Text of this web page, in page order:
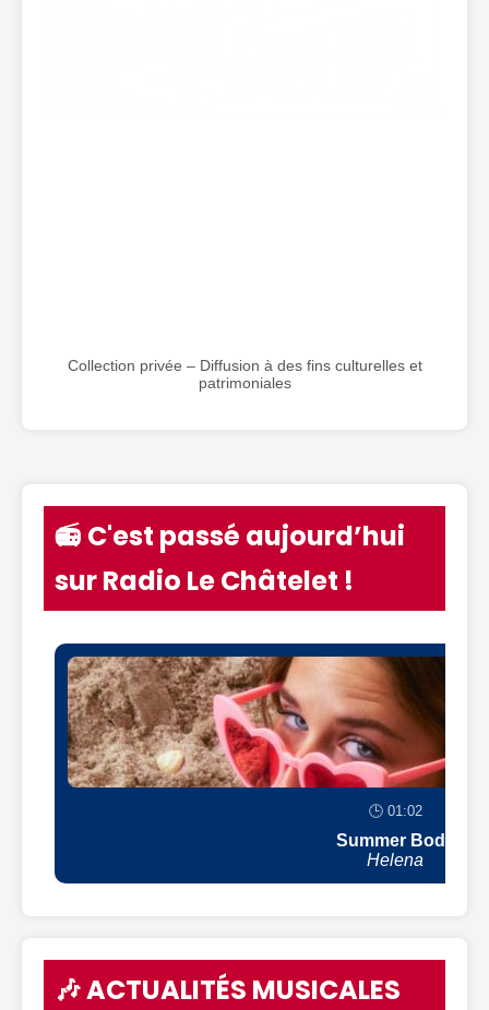
Collection privée – Diffusion à des fins culturelles et
patrimoniales
📻 C'est passé aujourd’hui
sur Radio Le Châtelet !
🕒 01:02
Summer Body
Helena
🎶 ACTUALITÉS MUSICALES